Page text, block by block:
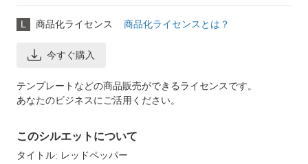
L 商品化ライセンス 商品化ライセンスとは？
今すぐ購入
テンプレートなどの商品販売ができるライセンスです。
あなたのビジネスにご活用ください。
このシルエットについて
タイトル: レッドペッパー